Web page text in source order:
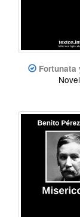
Fortunata